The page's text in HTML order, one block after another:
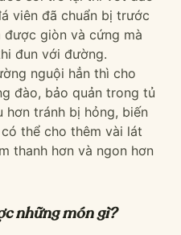
viên đã chuẩn bị trước
giòn và cứng mà
đun với đường.
nguội hẳn thì cho
đào, bảo quản trong tủ
hơn tránh bị hỏng, biến
thể cho thêm vài lát
thanh hơn và ngon hơn
những món gì?